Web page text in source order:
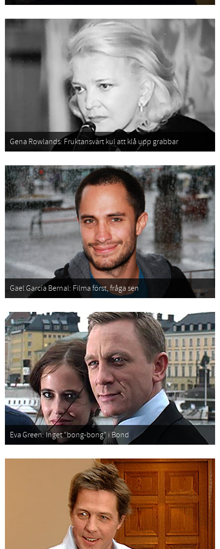
Gena Rowlands: Fruktansvärt kul att klå upp grabbar
Gael García Bernal: Filma först, fråga sen
Eva Green: Inget “bong-bong” i Bond